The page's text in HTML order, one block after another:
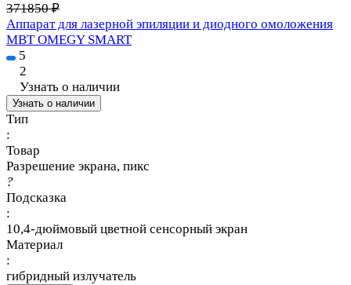
371850 ₽
Аппарат для лазерной эпиляции и диодного омоложения
MBT OMEGY SMART
5
2
Узнать о наличии
Узнать о наличии
Тип
:
Товар
Разрешение экрана, пикс
?
Подсказка
:
10,4-дюймовый цветной сенсорный экран
Материал
:
гибридный излучатель